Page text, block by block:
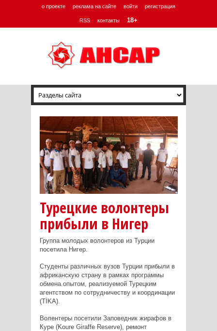
о проекте реклама на сайте войти регистрация
RSS контакты 18+
Турецкие волонтеры
прибыли в Нигер
Группа молодых волонтеров из Турции
посетила Нигер.
Студенты различных вузов Турции прибыли в
африканскую страну в рамках программы
обмена опытом, реализуемой Турецким
агентством по сотрудничеству и координации
(TİKA).
Волентеры посетили Заповедник жирафов в
Куре (Koure Giraffe Reserve), ремонт